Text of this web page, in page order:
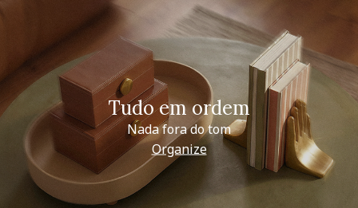
Tudo em ordem
Nada fora do tom
Organize